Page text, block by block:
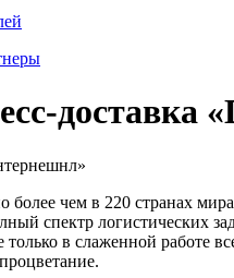
доставка
чем в 220 странах
спектр логистических
только в слаженной